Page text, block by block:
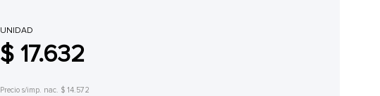
UNIDAD
$ 17.632
Precio s/imp. nac. $ 14.572